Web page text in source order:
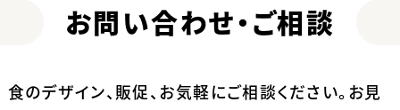
お問い合わせ・ご相談
食のデザイン、販促、お気軽にご相談ください。お見